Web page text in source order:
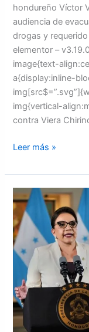
hondureño Víctor
audiencia de
drogas y
elementor –
image{text-
a{display:inline-
img{vertical-
contra Viera
Leer más »
Embajador
Golan
dice
que
mensaje
de
Castro
debió
ser